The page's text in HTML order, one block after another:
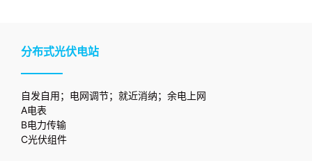
分布式光伏电站
自发自用；电网调节；就近消纳；余电上网
A电表
B电力传输
C光伏组件